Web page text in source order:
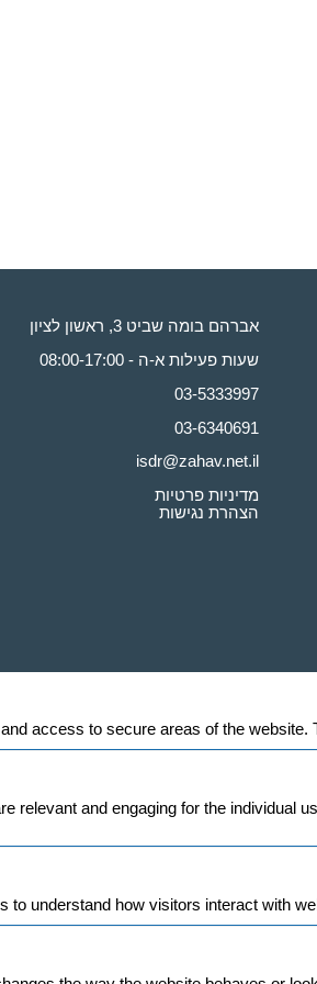
אברהם בומה שביט 3, ראשון לציון
שעות פעילות א-ה - 08:00-17:00
03-5333997
03-6340691
isdr@zahav.net.il
מדיניות פרטיות
הצהרת נגישות
access to secure areas of the website.
and engaging for the individual
to understand how visitors interact with